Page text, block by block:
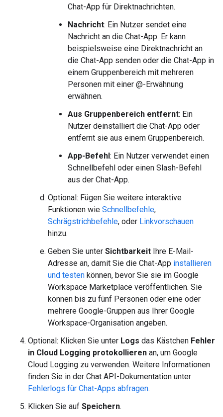
Chat-App für Direktnachrichten.
Nachricht: Ein Nutzer sendet eine
Nachricht an die Chat-App. Er kann
beispielsweise eine Direktnachricht an
die Chat-App senden oder die Chat-App in
einem Gruppenbereich mit mehreren
Personen mit einer @-Erwähnung
erwähnen.
Aus Gruppenbereich entfernt: Ein
Nutzer deinstalliert die Chat-App oder
entfernt sie aus einem Gruppenbereich.
App-Befehl: Ein Nutzer verwendet einen
Schnellbefehl oder einen Slash-Befehl
aus der Chat-App.
Optional: Fügen Sie weitere interaktive
Funktionen wie Schnellbefehle,
Schrägstrichbefehle, oder Linkvorschauen
hinzu.
Geben Sie unter Sichtbarkeit Ihre E-Mail-
Adresse an, damit Sie die Chat-App installieren
und testen können, bevor Sie sie im Google
Workspace Marketplace veröffentlichen. Sie
können bis zu fünf Personen oder eine oder
mehrere Google-Gruppen aus Ihrer Google
Workspace-Organisation angeben.
Optional: Klicken Sie unter Logs das Kästchen Fehler
in Cloud Logging protokollieren an, um Google
Cloud Logging zu verwenden. Weitere Informationen
finden Sie in der Chat API-Dokumentation unter
Fehlerlogs für Chat-Apps abfragen.
Klicken Sie auf Speichern.